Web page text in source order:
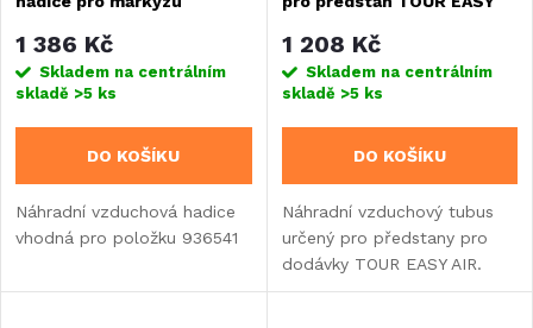
(936541)
1 386 Kč
Skladem na centrálním
skladě >5 ks
DO KOŠÍKU
Náhradní vzduchová hadice
vhodná pro položku 936541
1 208 Kč
Skladem na centrálním
skladě >5 ks
DO KOŠÍKU
Náhradní vzduchový tubus
určený pro předstany pro
dodávky TOUR EASY AIR.